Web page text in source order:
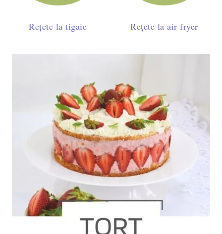
Rețete la tigaie Rețete la air fryer